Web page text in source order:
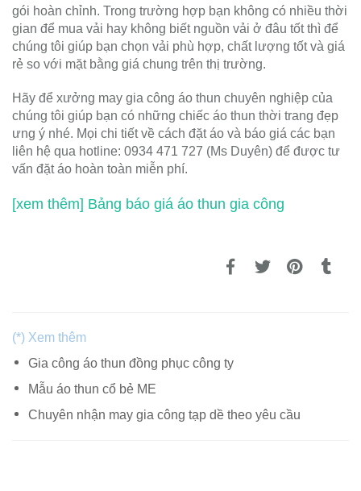
gói hoàn chỉnh. Trong trường hợp bạn không có nhiều thời
gian để mua vải hay không biết nguồn vải ở đâu tốt thì để
chúng tôi giúp bạn chọn vải phù hợp, chất lượng tốt và giá
rẻ so với mặt bằng giá chung trên thị trường.
Hãy để xưởng may gia công áo thun chuyên nghiệp của
chúng tôi giúp bạn có những chiếc áo thun thời trang đẹp
ưng ý nhé. Mọi chi tiết về cách đặt áo và báo giá các bạn
liên hệ qua hotline: 0934 471 727 (Ms Duyên) để được tư
vấn đặt áo hoàn toàn miễn phí.
[xem thêm] Bảng báo giá áo thun gia công
(*) Xem thêm
Gia công áo thun đồng phục công ty
Mẫu áo thun cổ bẻ ME
Chuyên nhận may gia công tạp dề theo yêu cầu